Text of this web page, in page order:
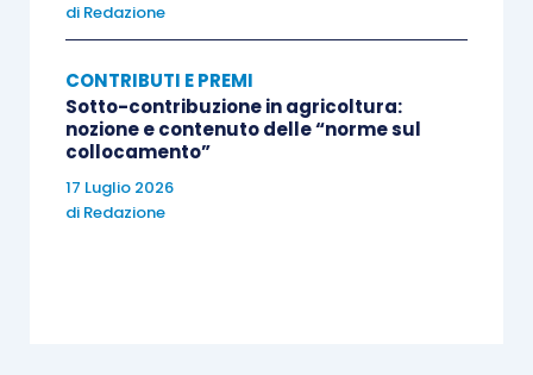
di Redazione
CONTRIBUTI E PREMI
Sotto-contribuzione in agricoltura:
nozione e contenuto delle “norme sul
collocamento”
17 Luglio 2026
di Redazione